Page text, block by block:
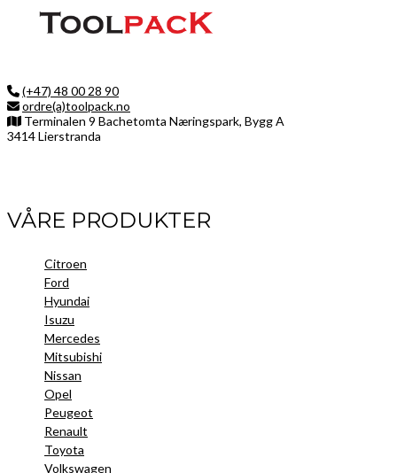
(+47) 48 00 28 90
ordre(a)toolpack.no
Terminalen 9 Bachetomta Næringspark, Bygg A
3414 Lierstranda
VÅRE PRODUKTER
Citroen
Ford
Hyundai
Isuzu
Mercedes
Mitsubishi
Nissan
Opel
Peugeot
Renault
Toyota
Volkswagen